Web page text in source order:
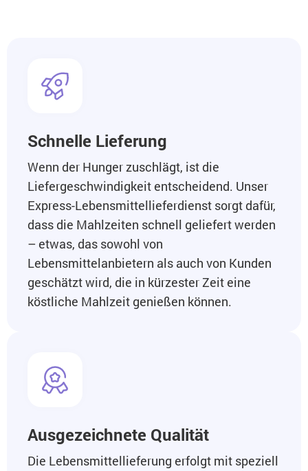
Schnelle Lieferung
Wenn der Hunger zuschlägt, ist die
Liefergeschwindigkeit entscheidend. Unser
Express-Lebensmittellieferdienst sorgt dafür,
dass die Mahlzeiten schnell geliefert werden
– etwas, das sowohl von
Lebensmittelanbietern als auch von Kunden
geschätzt wird, die in kürzester Zeit eine
köstliche Mahlzeit genießen können.
Ausgezeichnete Qualität
Die Lebensmittellieferung erfolgt mit speziell